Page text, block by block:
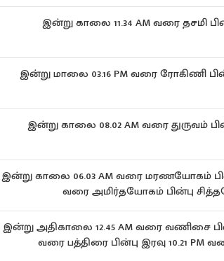
இன்று காலை 11.34 AM வரை தசமி
இன்று மாலை 03.16 PM வரை ரோகிணி
இன்று காலை 08.02 AM வரை துருவம்
இன்று காலை 06.03 AM வரை மரணயோகம்
வரை அமிர்தயோகம் பின்பு
இன்று அதிகாலை 12.45 AM வரை வணிசை
வரை பத்திரை பின்பு இரவு 10.21 PM